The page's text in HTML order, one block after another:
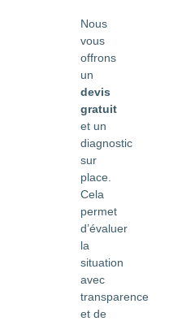
Nous
vous
offrons
un
devis
gratuit
et un
diagnostic
sur
place.
Cela
permet
d’évaluer
la
situation
avec
transparence
et de